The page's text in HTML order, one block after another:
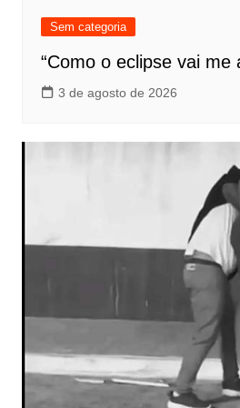
Sem categoria
“Como o eclipse vai me
3 de agosto de 2026